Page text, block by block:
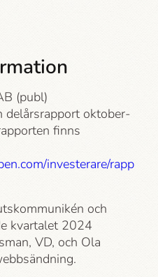
(publ)
delårsrapport oktober-
finns
investerare/rapp
och
kvartalet 2024
VD, och Ola